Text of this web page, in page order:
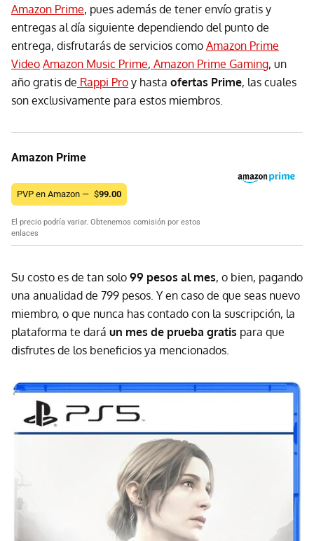
Amazon Prime, pues además de tener envío gratis y
entregas al día siguiente dependiendo del punto de
entrega, disfrutarás de servicios como Amazon Prime
Video Amazon Music Prime, Amazon Prime Gaming, un
año gratis de Rappi Pro y hasta ofertas Prime, las cuales
son exclusivamente para estos miembros.
Amazon Prime
PVP en Amazon — $99.00
El precio podría variar. Obtenemos comisión por estos
enlaces
Su costo es de tan solo 99 pesos al mes, o bien, pagando
una anualidad de 799 pesos. Y en caso de que seas nuevo
miembro, o que nunca has contado con la suscripción, la
plataforma te dará un mes de prueba gratis para que
disfrutes de los beneficios ya mencionados.